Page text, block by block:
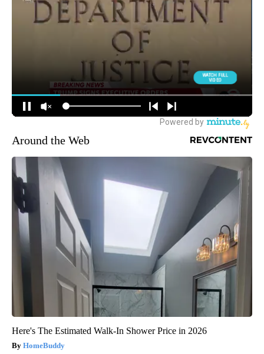
Around the Web
Here's The Estimated Walk-In Shower Price in 2026
HomeBuddy